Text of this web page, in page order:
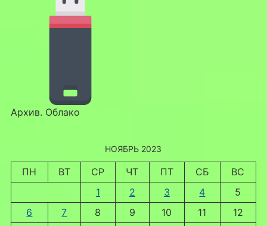
Архив. Облако
НОЯБРЬ 2023
ПН ВТ СР ЧТ ПТ СБ
ВС
1
2 3 4
5
6
7 8 9 10 11
12